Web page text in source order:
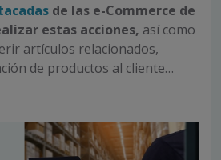
de las e-Commerce de
estas acciones, así como
artículos relacionados,
de productos al cliente…